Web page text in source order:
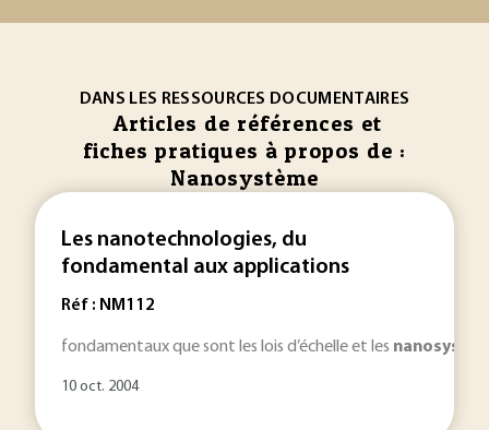
DANS LES RESSOURCES DOCUMENTAIRES
Articles de références et
fiches pratiques à propos de :
Nanosystème
Les nanotechnologies, du
fondamental aux applications
Réf : NM112
fondamentaux que sont les lois d’échelle et les
10 oct. 2004